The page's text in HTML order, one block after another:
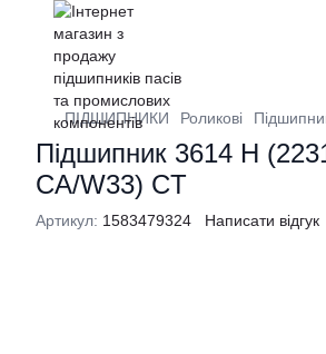
ПІДШИПНИКИ Роликові
Підшипник 3614 Н
CA/W33) CT
Артикул: 1583479324 Написати відгук